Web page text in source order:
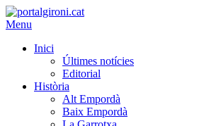
Menu
Inici
Últimes notícies
Editorial
Història
Alt Empordà
Baix Empordà